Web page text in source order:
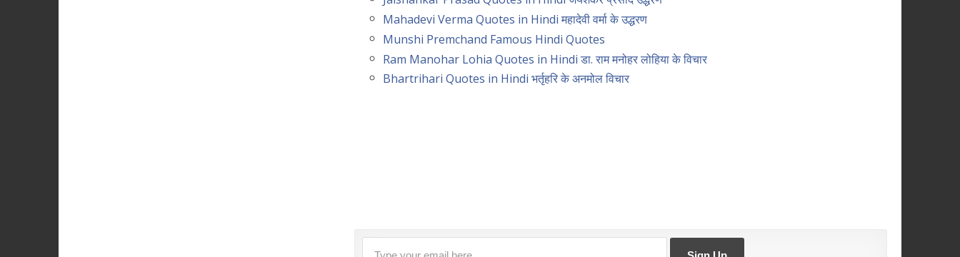
Mahadevi Verma Quotes in Hindi महादेवी वर्मा के उद्धरण
Munshi Premchand Famous Hindi Quotes
Ram Manohar Lohia Quotes in Hindi डा. राम मनोहर लोहिया के विचार
Bhartrihari Quotes in Hindi भर्तृहरि के अनमोल विचार